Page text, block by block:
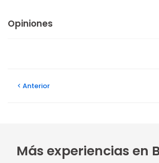
Opiniones
Anterior
Más experiencias en